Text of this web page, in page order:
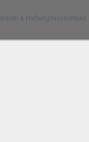
& Haftungsausschluss